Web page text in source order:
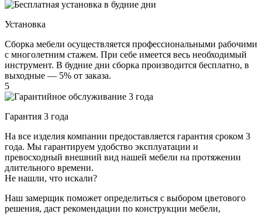
Установка
Сборка мебели осуществляется профессиональными рабочими
с многолетним стажем. При себе имеется весь необходимый
инструмент. В будние дни сборка производится бесплатно, в
выходные — 5% от заказа.
5
Гарантия 3 года
На все изделия компании предоставляется гарантия сроком 3
года. Мы гарантируем удобство эксплуатации и
превосходный внешний вид нашей мебели на протяжении
длительного времени.
Не нашли, что искали?
Наш замерщик поможет определиться с выбором цветового
решения, даст рекомендации по конструкции мебели,